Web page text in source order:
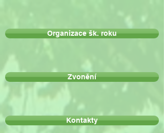
Organizace šk. roku
Zvonění
Kontakty